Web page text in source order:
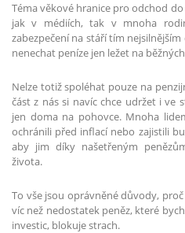
Téma věkové hranice pro odchod
jak v médiích, tak v mnoha
zabezpečení na stáří tím
nenechat peníze jen ležet na
Nelze totiž spoléhat pouze na
část z nás si navíc chce udržet i ve
jen doma na pohovce. Mnoha
ochránili před inflací nebo zajistili
aby jim díky našetřeným
života.
To vše jsou oprávněné důvody,
víc než nedostatek peněz, které
investic, blokuje strach.